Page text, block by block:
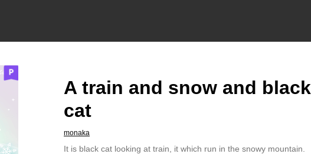
A train and snow and black
cat
monaka
It is black cat looking at train, it which run in the snowy mountain.